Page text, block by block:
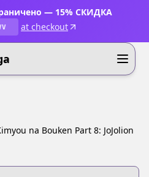
— 15% СКИДКА
at checkout
na Bouken Part 8: JoJolion